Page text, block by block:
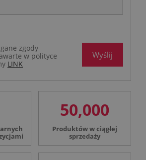
zgody
w polityce
LINK
Wyślij
50,000
Produktów w ciągłej
sprzedaży